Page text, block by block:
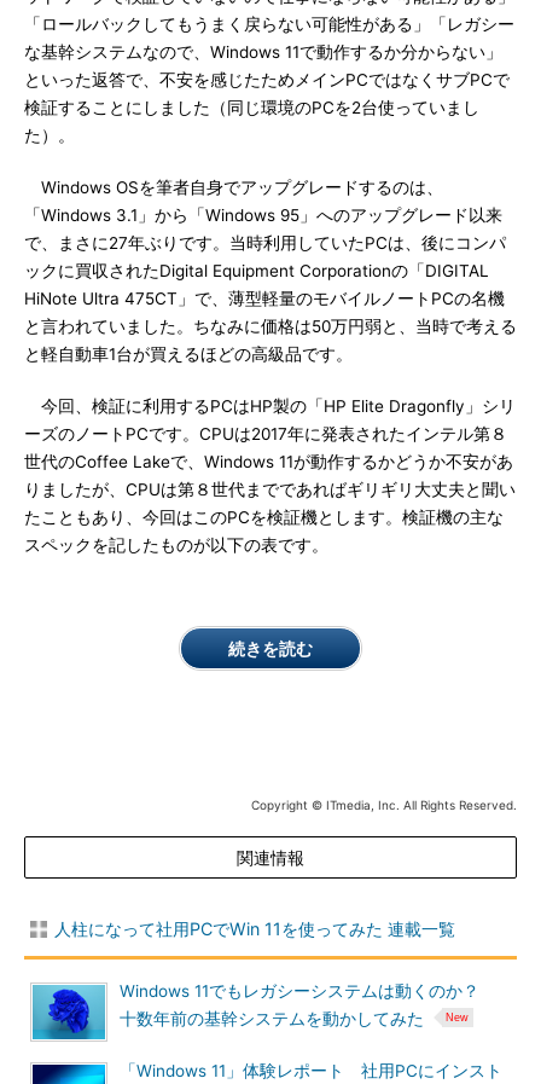
「ロールバックしてもうまく戻らない可能性がある」「レガシー
な基幹システムなので、Windows 11で動作するか分からない」
といった返答で、不安を感じたためメインPCではなくサブPCで
検証することにしました（同じ環境のPCを2台使っていまし
た）。
Windows OSを筆者自身でアップグレードするのは、
「Windows 3.1」から「Windows 95」へのアップグレード以来
で、まさに27年ぶりです。当時利用していたPCは、後にコンパ
ックに買収されたDigital Equipment Corporationの「DIGITAL
HiNote Ultra 475CT」で、薄型軽量のモバイルノートPCの名機
と言われていました。ちなみに価格は50万円弱と、当時で考える
と軽自動車1台が買えるほどの高級品です。
今回、検証に利用するPCはHP製の「HP Elite Dragonfly」シリ
ーズのノートPCです。CPUは2017年に発表されたインテル第８
世代のCoffee Lakeで、Windows 11が動作するかどうか不安があ
りましたが、CPUは第８世代までであればギリギリ大丈夫と聞い
たこともあり、今回はこのPCを検証機とします。検証機の主な
スペックを記したものが以下の表です。
続きを読む
Copyright © ITmedia, Inc. All Rights Reserved.
関連情報
人柱になって社用PCでWin 11を使ってみた 連載一覧
Windows 11でもレガシーシステムは動くのか？
十数年前の基幹システムを動かしてみた
「Windows 11」体験レポート 社用PCにインスト